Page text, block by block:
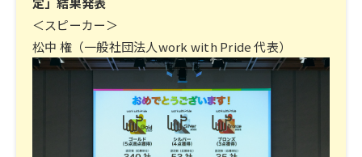
＜スピーカー＞
松中 権（一般社団法人work with Pride 代表）